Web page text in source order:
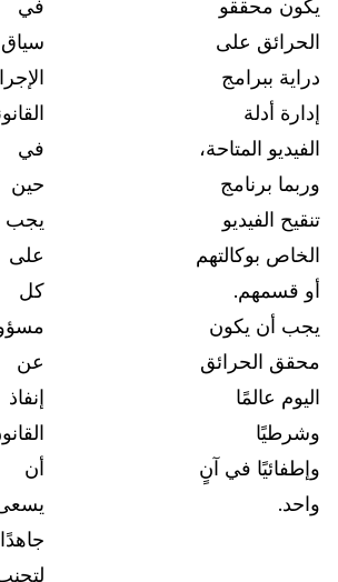
يكون محققو
الحرائق على
دراية ببرامج
إدارة أدلة
الفيديو المتاحة،
وربما برنامج
تنقيح الفيديو
الخاص بوكالتهم
أو قسمهم.
يجب أن يكون
محقق الحرائق
اليوم عالمًا
وشرطيًا
وإطفائيًا في آنٍ
واحد.
في
سياق
في
حين
يجب
على
كل
عن
إنفاذ
أن
جاهدًا